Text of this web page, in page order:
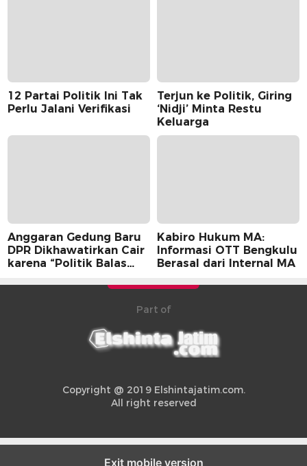
12 Partai Politik Ini Tak
Perlu Jalani Verifikasi
Terjun ke Politik, Giring
‘Nidji’ Minta Restu
Keluarga
Anggaran Gedung Baru
DPR Dikhawatirkan Cair
karena “Politik Balas
Kabiro Hukum MA:
Informasi OTT Bengkulu
Berasal dari Internal MA
Part of
Copyright @ 2019 Elshintajatim.com.
All right reserved
Exit mobile version